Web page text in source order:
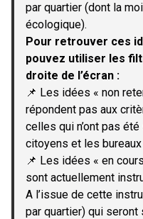
par quartier (dont la
écologique).
Pour retrouver ces
pouvez utiliser les
droite de l’écran :
📌 Les idées « non
répondent pas aux
celles qui n’ont pas
citoyens et les bureaux
📌 Les idées « en
sont actuellement
A l’issue de cette
par quartier) qui